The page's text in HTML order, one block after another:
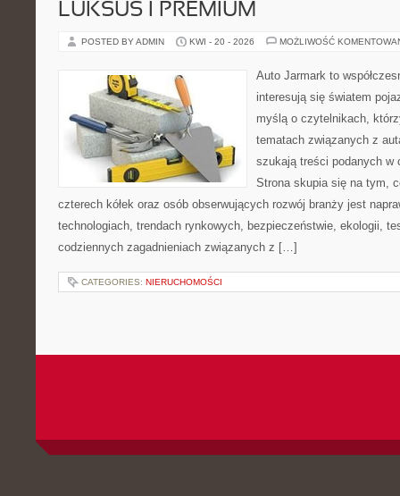
LUKSUS I PREMIUM
POSTED BY ADMIN KWI - 20 - 2026 MOŻLIWOŚĆ
Auto Jarmark to
interesują się światem
myślą o czytelnikach,
tematach związanych z
szukają treści podanych
Strona skupia się na tym,
czterech kółek oraz osób obserwujących rozwój branży jest
technologiach, trendach rynkowych, bezpieczeństwie, ekologii,
codziennych zagadnieniach związanych z […]
CATEGORIES: NIERUCHOMOŚCI